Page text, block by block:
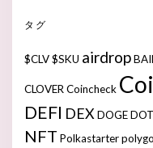
タグ
$CLV$SKU airdrop
CLOVER Coincheck
DEFI DEX DOGEDOT
NFT Polkastarter